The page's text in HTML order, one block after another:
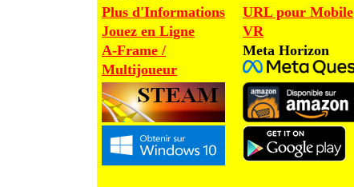
Plus d'Informations
Jouez en Ligne
A-Frame /
Multijoueur
URL pour Mobile
VR
Meta Horizon